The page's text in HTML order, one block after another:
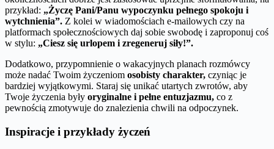
przykład: „Życzę Pani/Panu wypoczynku pełnego spokoju i
wytchnienia”. Z kolei w wiadomościach e-mailowych czy na
platformach społecznościowych daj sobie swobodę i zaproponuj coś
w stylu: „Ciesz się urlopem i zregeneruj siły!”.
Dodatkowo, przypomnienie o wakacyjnych planach rozmówcy
może nadać Twoim życzeniom osobisty charakter, czyniąc je
bardziej wyjątkowymi. Staraj się unikać utartych zwrotów, aby
Twoje życzenia były oryginalne i pełne entuzjazmu, co z
pewnością zmotywuje do znalezienia chwili na odpoczynek.
Inspiracje i przykłady życzeń